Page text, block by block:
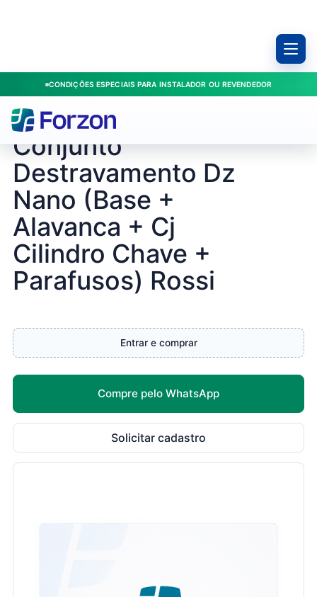
CONDIÇÕES ESPECIAIS PARA INSTALADOR OU REVENDEDOR
Produtos/Deslizantes/
ROSSI / R-11934
Conjunto
Destravamento Dz
Nano (Base +
Alavanca + Cj
Cilindro Chave +
Parafusos) Rossi
Entrar e comprar
Compre pelo WhatsApp
Solicitar cadastro